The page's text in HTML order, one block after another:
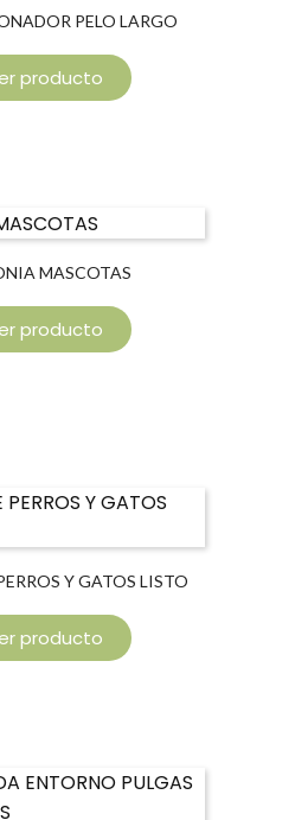
PELO LARGO
producto
MASCOTAS
producto
Y GATOS LISTO
producto